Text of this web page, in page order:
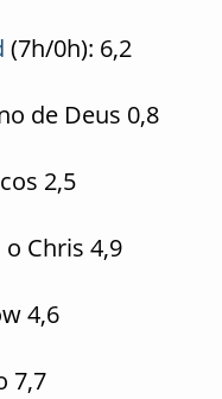
(7h/0h): 6,2
de Deus 0,8
2,5
Chris 4,9
4,6
7,7